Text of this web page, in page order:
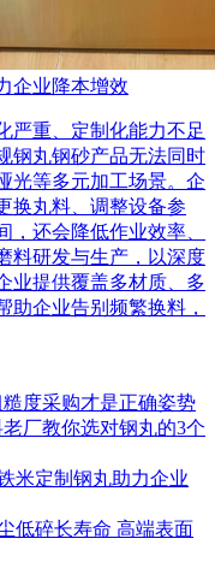
企业降本增效
严重、定制化能力不足
钢丸钢砂产品无法同时
光等多元加工场景。企
换丸料、调整设备参
还会降低作业效率、
料研发与生产，以深度
业提供覆盖多材质、多
助企业告别频繁换料，
度采购才是正确姿势
厂教你选对钢丸的3个
米定制钢丸助力企业
低碎长寿命 高端表面